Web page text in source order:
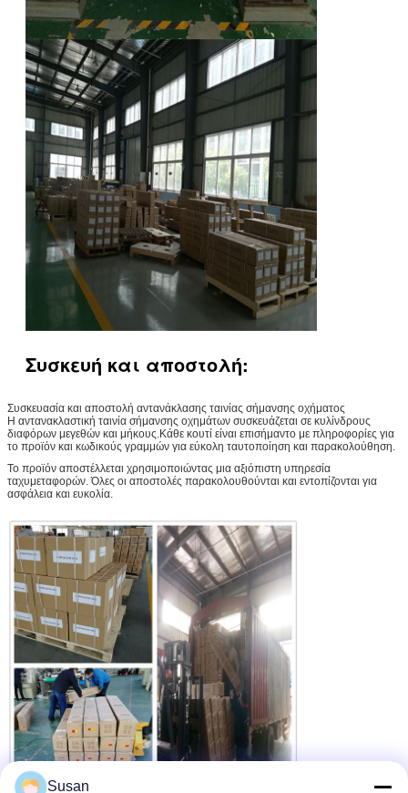
Συσκευή και αποστολή:
Συσκευασία και αποστολή αντανάκλασης ταινίας σήμανσης οχήματος
Η αντανακλαστική ταινία σήμανσης οχημάτων συσκευάζεται σε κυλίνδρους
διαφόρων μεγεθών και μήκους.Κάθε κουτί είναι επισήμαντο με πληροφορίες για
το προϊόν και κωδικούς γραμμών για εύκολη ταυτοποίηση και παρακολούθηση.
Το προϊόν αποστέλλεται χρησιμοποιώντας μια αξιόπιστη υπηρεσία
ταχυμεταφορών. Όλες οι αποστολές παρακολουθούνται και εντοπίζονται για
ασφάλεια και ευκολία.
Susan